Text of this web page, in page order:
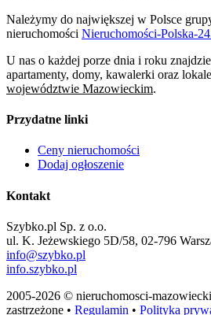
Należymy do największej w Polsce
nieruchomości Nieruchomości-Polska-
U nas o każdej porze dnia i roku
apartamenty, domy, kawalerki oraz
województwie Mazowieckim.
Przydatne linki
Ceny nieruchomości
Dodaj ogłoszenie
Kontakt
Szybko.pl Sp. z o.o.
ul. K. Jeżewskiego 5D/58, 02-796
info@szybko.pl
info.szybko.pl
2005-2026 © nieruchomosci-
zastrzeżone • Regulamin • Polityka